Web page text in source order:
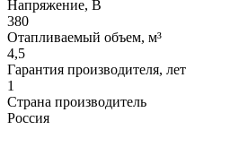
Напряжение, В
380
Отапливаемый объем, м³
4,5
Гарантия производителя, лет
1
Страна производитель
Россия